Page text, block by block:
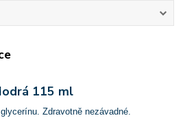
115 ml
Zdravotně nezávadné.